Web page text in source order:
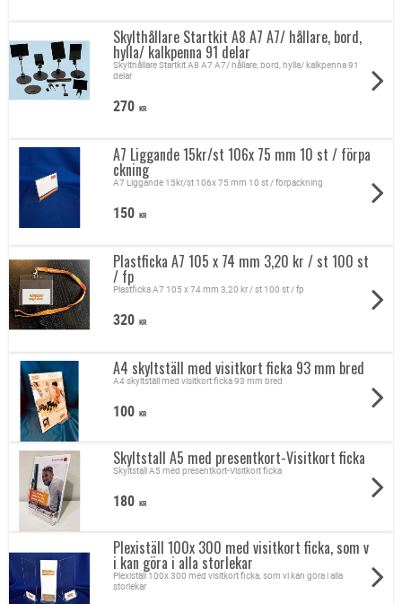
Skylthållare Startkit A8 A7 A7/ hållare, bord,
hylla/ kalkpenna 91 delar
Skylthållare Startkit A8 A7 A7/ hållare, bord, hylla/ kalkpenna 91
delar
270 KR
A7 Liggande 15kr/st 106x 75 mm 10 st / förpa
ckning
A7 Liggande 15kr/st 106x 75 mm 10 st / förpackning
150 KR
Plastficka A7 105 x 74 mm 3,20 kr / st 100 st
/ fp
Plastficka A7 105 x 74 mm 3,20 kr / st 100 st / fp
320 KR
A4 skyltställ med visitkort ficka 93 mm bred
A4 skyltställ med visitkort ficka 93 mm bred
100 KR
Skyltstall A5 med presentkort-Visitkort ficka
Skyltstall A5 med presentkort-Visitkort ficka
180 KR
Plexiställ 100x 300 med visitkort ficka, som v
i kan göra i alla storlekar
Plexiställ 100x 300 med visitkort ficka, som vi kan göra i alla
storlekar